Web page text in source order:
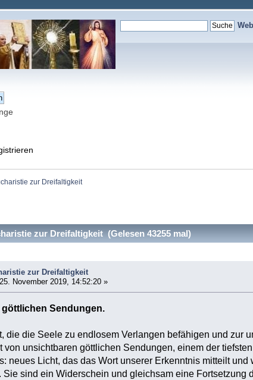
zur Dreifaltigkeit
zur Dreifaltigkeit (Gelesen 43255 mal)
zur Dreifaltigkeit
25. November 2019, 14:52:20 »
Sendungen.
die die Seele zu endlosem Verlangen befähigen und zur
von unsichtbaren göttlichen Sendungen, einem der
neues Licht, das das Wort unserer Erkenntnis mitteilt
Sie sind ein Widerschein und gleichsam eine Fortsetzung